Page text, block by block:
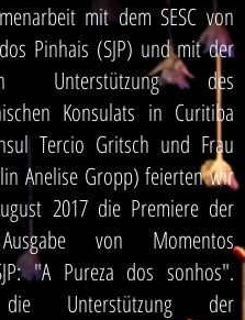
mit dem SESC von
Pinhais (SJP) und mit der
Unterstützung des
Konsulats in Curitiba
Tercio Gritsch und Frau
Anelise Gropp) feierten wir
2017 die Premiere der
von Momentos
"A Pureza dos sonhos".
Unterstützung der